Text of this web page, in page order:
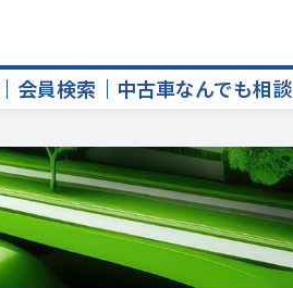
会員検索 中古車なんでも相談